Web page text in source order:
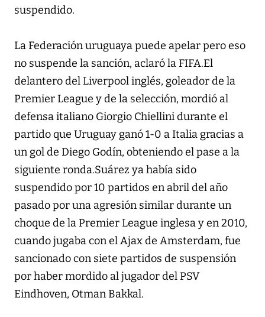
suspendido.
La Federación uruguaya puede apelar pero eso
no suspende la sanción, aclaró la FIFA.El
delantero del Liverpool inglés, goleador de la
Premier League y de la selección, mordió al
defensa italiano Giorgio Chiellini durante el
partido que Uruguay ganó 1-0 a Italia gracias a
un gol de Diego Godín, obteniendo el pase a la
siguiente ronda.Suárez ya había sido
suspendido por 10 partidos en abril del año
pasado por una agresión similar durante un
choque de la Premier League inglesa y en 2010,
cuando jugaba con el Ajax de Amsterdam, fue
sancionado con siete partidos de suspensión
por haber mordido al jugador del PSV
Eindhoven, Otman Bakkal.